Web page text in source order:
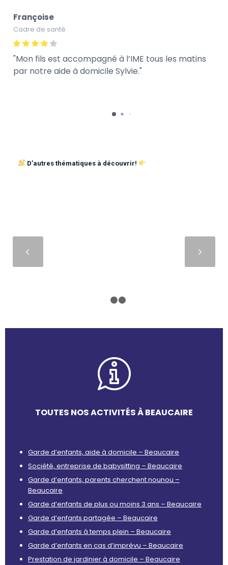
Françoise
Cadre de santé
Mon fils est accompagné à l’IME tous les matins
par notre aide à domicile Sylvie.
D’autres thématiques à découvrir!
TOUTES NOS ACTIVITÉS À BEAUCAIRE
Garde d’enfants, aide à domicile – Beaucaire
Société, entreprise de babysitting – Beaucaire
Garde d’enfants, parents cherchent nounou –
Beaucaire
Garde d’enfants de plus ou moins 3 ans – Beaucaire
Garde d’enfants partagée – Beaucaire
Garde d’enfants à temps plein – Beaucaire
Garde d’enfants en cas d’imprévu – Beaucaire
Prestation de jardinier à domicile – Beaucaire